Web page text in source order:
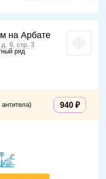
на Арбате
9, стр. 3
ряд
940